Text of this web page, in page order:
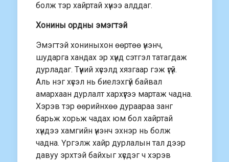
болж тэр хайртай хүнээ алддаг.
Хонины ордны эмэгтэй
Эмэгтэй хониныхон өөртөө үнэнч,
шударга хандах эр хүнд сэтгэл татагдаж
дурладаг. Түүний хүсэлд хязгаар гэж үгүй.
Аль нэг хүсэл нь биелэхгүй байвал
амархаан дурлалт хархүүгээ мартаж чадна.
Хэрэв тэр өөрийнхөө дураараа занг
барьж хорьж чадах юм бол хайртай
хүндээ хамгийн үнэнч эхнэр нь болж
чадна. Үргэлж хайр дурлалын тал дээр
давуу эрхтэй байхыг хүсдэг ч хэрэв